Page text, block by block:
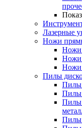
Лазерные
Ножи
Ножи
Ножи
Ножи
Пилы
Пилы
Пилы
Пилы
Пилы